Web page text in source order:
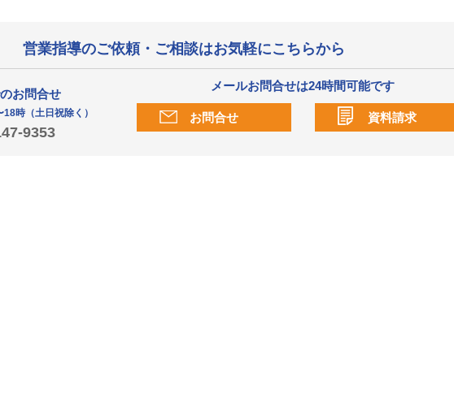
営業指導のご依頼・ご相談はお気軽にこちらから
お問合せ
18時（土日祝除く）
9353
メールお問合せは24時間可能です
お問合せ 資料請求